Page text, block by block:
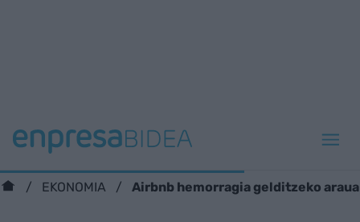
EKONOMIA Airbnb hemorragia gelditzeko araua